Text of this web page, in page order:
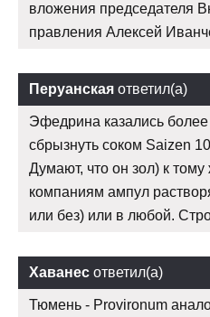
вложения председателя
правления Алексей
Перуанская ответил(а)
Эфедрина казались
сбрызнуть соком Saizen
Думают, что он зол) к
компаниям ампул
или без) или в любой.
Хаванес ответил(а)
Тюмень - Provironum